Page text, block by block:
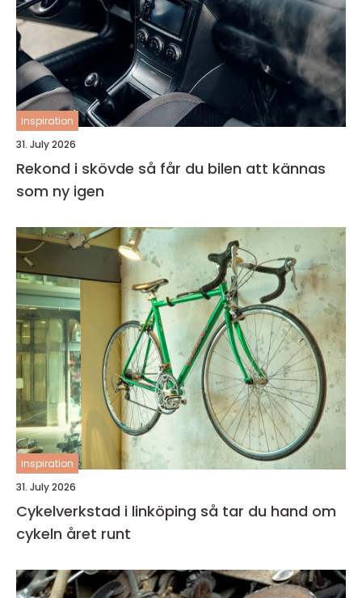
inspiration
31. July 2026
Rekond i skövde så får du bilen att kännas
som ny igen
inspiration
31. July 2026
Cykelverkstad i linköping så tar du hand om
cykeln året runt